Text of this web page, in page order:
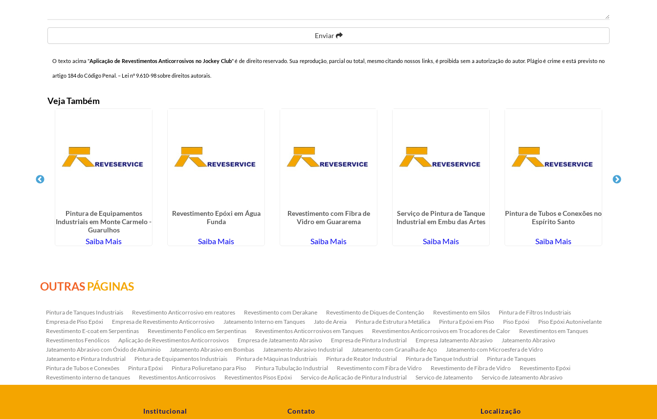
Enviar
O texto acima "Aplicação de Revestimentos Anticorrosivos no Jockey Club" é de direito reservado. Sua reprodução, parcial ou total, mesmo citando nossos links, é proibida sem a autorização do autor. Plágio é crime e está previsto no
artigo 184 do Código Penal. – Lei n° 9.610-98 sobre direitos autorais
Veja Também
Pintura de Equipamentos
Industriais em Monte Carmelo -
Guarulhos
Saiba Mais
Revestimento Epóxi em Água
Funda
Saiba Mais
Revestimento com Fibra de
Vidro em Guararema
Saiba Mais
Serviço de Pintura de Tanque
Industrial em Embu das Artes
Saiba Mais
Pintura de Tubos e Conexões no
Espírito Santo
Saiba Mais
OUTRASPÁGINAS
Pintura de Tanques Industriais Revestimento Anticorrosivo em reatores Revestimento com Derakane Revestimento de Diques de Contenção Revestimento em Silos
Pintura de Filtros Industriais
Empresa de Piso Epóxi
Empresa de Revestimento Anticorrosivo Jateamento Interno em Tanques Jato de Areia Pintura de Estrutura Metálica Pintura Epóxi em Piso Piso Epóxi
Piso Epóxi Autonivelante
Revestimento E-coat em Serpentinas
Revestimento Fenólico em Serpentinas Revestimentos Anticorrosivos em Tanques Revestimentos Anticorrosivos em Trocadores de Calor
Revestimentos em Tanques
Revestimentos Fenólicos
Aplicação de Revestimentos Anticorrosivos Empresa de Jateamento Abrasivo Empresa de Pintura Industrial Empresa Jateamento Abrasivo
Jateamento Abrasivo
Jateamento Abrasivo com Óxido de Aluminio
Jateamento Abrasivo em Bombas Jateamento Abrasivo Industrial Jateamento com Granalha de Aço
Jateamento com Microesfera de Vidro
Jateamento e Pintura Industrial
Pintura de Equipamentos Industriais Pintura de Máquinas Industriais Pintura de Reator Industrial Pintura de Tanque Industrial
Pintura de Tanques
Pintura de Tubos e Conexões
Pintura Epóxi Pintura Poliuretano para Piso Pintura Tubulação Industrial Revestimento com Fibra de Vidro Revestimento de Fibra de Vidro
Revestimento Epóxi
Revestimento interno de tanques
Revestimentos Anticorrosivos Revestimentos Pisos Epóxi Serviço de Aplicação de Pintura Industrial Serviço de Jateamento
Serviço de Jateamento Abrasivo
Serviço de Jateamento e Pintura
Serviço de Jateamento em Bombas Serviço de Pintura de Bombas Industriais Serviço de Pintura de Tanque Industrial
Serviço de Pintura de Válvulas
Institucional Contato Localização